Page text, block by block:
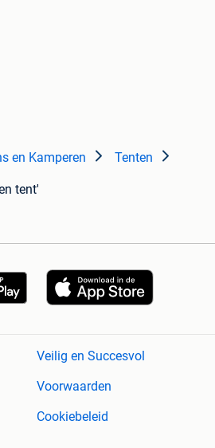
en Kamperen Tenten
tent'
Veilig en Succesvol
Voorwaarden
Cookiebeleid